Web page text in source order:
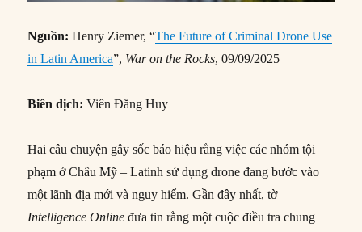
Nguồn:Henry Ziemer, “The Future of Criminal Drone Use
in Latin America”, War on the Rocks, 09/09/2025
Biên dịch:Viên Đăng Huy
Hai câu chuyện gây sốc báo hiệu rằng việc các nhóm tội
phạm ở Châu Mỹ – Latinh sử dụng drone đang bước vào
một lãnh địa mới và nguy hiểm. Gần đây nhất, tờ
Intelligence Online đưa tin rằng một cuộc điều tra chung